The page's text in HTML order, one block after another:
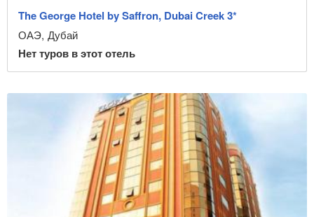
Очистить фильтр
The George Hotel by Saffron, Dubai Creek 3*
ОАЭ, Дубай
Нет туров в этот отель